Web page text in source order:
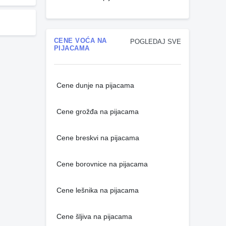
POGLEDAJ SVE
CENE VOĆA NA
PIJACAMA
Cene dunje na pijacama
Cene grožđa na pijacama
Cene breskvi na pijacama
Cene borovnice na pijacama
Cene lešnika na pijacama
Cene šljiva na pijacama